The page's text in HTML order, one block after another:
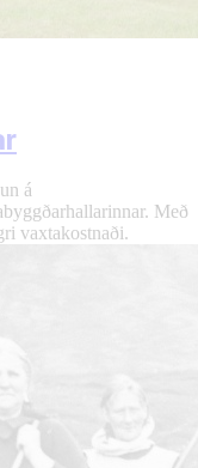
á
Með
vaxtakostnaði.